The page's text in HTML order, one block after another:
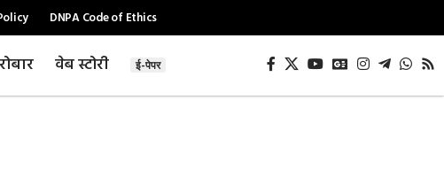
DNPA Code of Ethics
वेब स्टोरी ई-पेपर